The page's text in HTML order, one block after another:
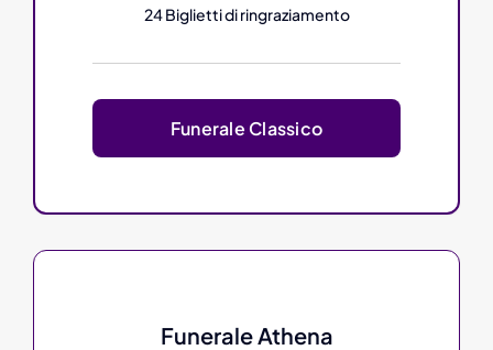
24 Biglietti di ringraziamento
Funerale Classico
Funerale Athena